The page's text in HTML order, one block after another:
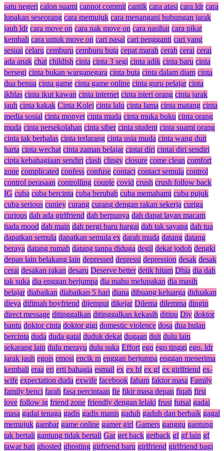
satu negeri calon suami cannot commit cantik cara atasi cara ldr cara
lupakan seseorang cara memujuk cara menangani hubungan jarak
jauh ldr cara move on cara nak move on cara nasihat cara pikat
kembali cara untuk move on cari pasal cari pengganti cari yang
sesuai celaru cemburu cemburu buta cepat marah cerah cerai cerai
ada anak chat childish cinta cinta 3 segi cinta adik cinta baru cinta
bersegi cinta bukan warganegara cinta buta cinta dalam diam cinta
dua benua cinta game cinta game online cinta guru pelajar cinta
ikhlas cinta ikut kawan cinta internet cinta isteri orang cinta jarak
jauh cinta kakak Cinta Kolej cinta lalu cinta lama cinta matang cinta
media sosial cinta monyet cinta muda cinta muka buku cinta orang
muda cinta persekolahan cinta siber cinta student cinta suami orang
cinta tak berbalas cinta terlarang cinta usia muda cinta wang duit
harta cinta wechat cinta zaman belajar cintai diri cintai diri sendiri
cipta kebahagiaan sendiri clash clingy closure come clean comfort
zone complicated confess confuse contact contact semula control
control perasaan controlling couple covid crush crush follow back
IG cuba cuba bercinta cuba berubah cuba memahami cuba pujuk
cuba serious cuniey curang curang dengan rakan sekerja curiga
curious dah ada girlfriend dah berpunya dah dapat layan macam
tiada mood dah main dah pergi baru hargai dah tak sayang dah tua
dapatkan semula dapatkan semula ex darah muda datang datang
beraya datang rumah datang tanpa diduga degil dekat jodoh dengki
depan lain belakang lain depressed depressi depression desak desak
cerai desakan rakan desaru Deserve better detik hitam Dhia dia dah
tak suka dia enggan berjumpa dia mahu melupakan dia masih
belajar diabaikan diabaikan 5 hari diana dibuang keluarga diduakan
dieya difitnah boyfriend dijemput dikejar Dilema dilemma dingin
direct message ditinggalkan ditinggalkan kekasih ditipu Diy doktor
bantu doktor cinta doktor gigi domestic violence dosa dua bulan
bercinta duda duda gatal duduk dekat dugaan duit dulu lain
sekarang lain dulu merayu dulu suka Effort ego ego tinggi ego. ldr
jarak jauh egois emosi encik m enggan berjumpa enggan menerima
kembali eraa eri erti bahagia esmail ex ex bf ex gf ex girlfriend ex-
wife expectation duda exwife facebook faham faktor masa Family
family benci farah fasa percintaan fie fikir masa depan fiqah first
love follow ig friend zone friendly dengan lelaki frust futsal gadai
masa gadai tenaga gadis gadis manis gaduh gaduh dan berbaik gagal
memujuk gambar game online gamer girl Gamers ganggu gantung
tak bertali gantung tidak bertali Gar get back getback gf gf lain gf
tawar hati ghosted ghosting girfriend baru girlfriend girlfriend bagi